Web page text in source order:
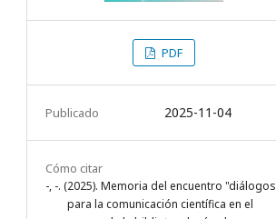
PDF
Publicado 2025-11-04
Cómo citar
-, -. (2025). Memoria del encuentro "diálogos
para la comunicación científica en el